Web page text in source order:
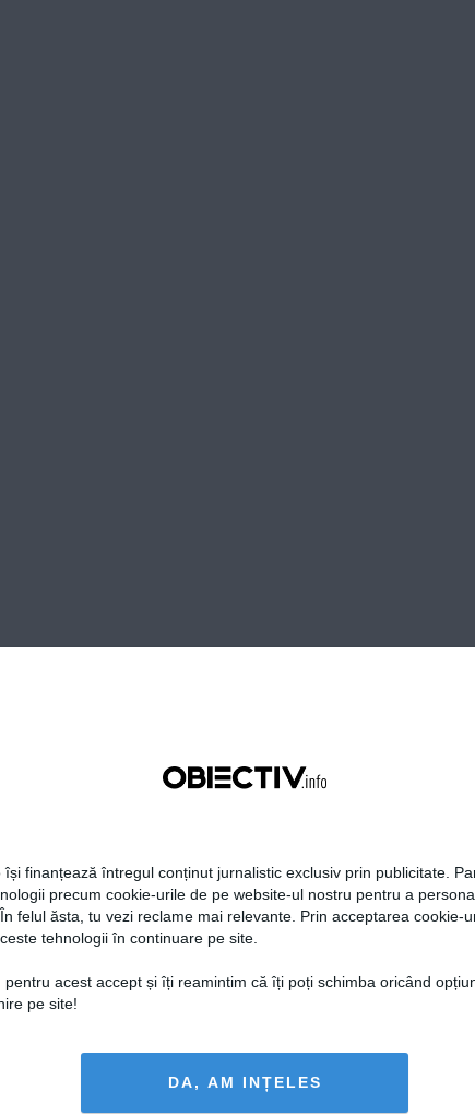
își finanțează întregul conținut jurnalistic exclusiv prin publicitate.
precum cookie-urile de pe website-ul nostru pentru a
felul ăsta, tu vezi reclame mai relevante. Prin acceptarea cookie-
tehnologii în continuare pe site.
pentru acest accept și îți reamintim că îți poți schimba oricând
pe site!
DA, AM INȚELES